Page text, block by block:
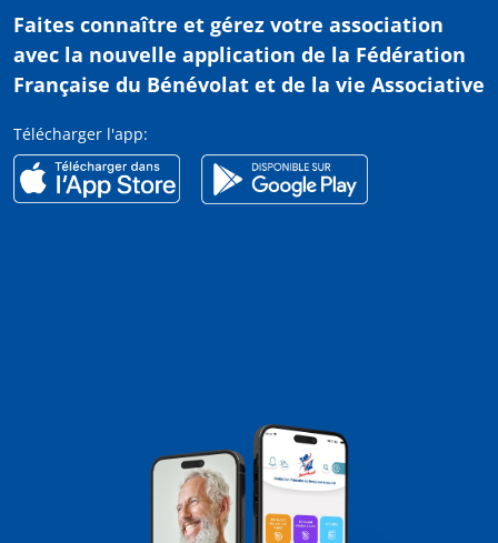
Faites connaître et gérez votre association
avec la nouvelle application de la Fédération
Française du Bénévolat et de la vie Associative
Télécharger l'app: